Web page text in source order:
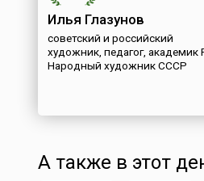
Илья Глазунов
советский и российский
художник, педагог, академик
Народный художник СССР
А также в этот